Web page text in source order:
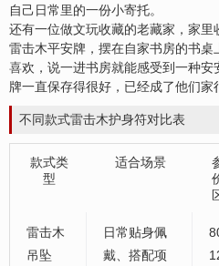
自己日常里的一份小寄托。
还有一位做文玩收藏的老藏家，家
雷击木平安牌，摆在自家书房的书桌
喜欢，说一进书房就能感受到一种
牌一直保存得很好，已经成了他们家
不同款式雷击木护身符对比表
款式类
型
适合场景
雷击木
吊坠
日常贴身佩
戴、搭配项